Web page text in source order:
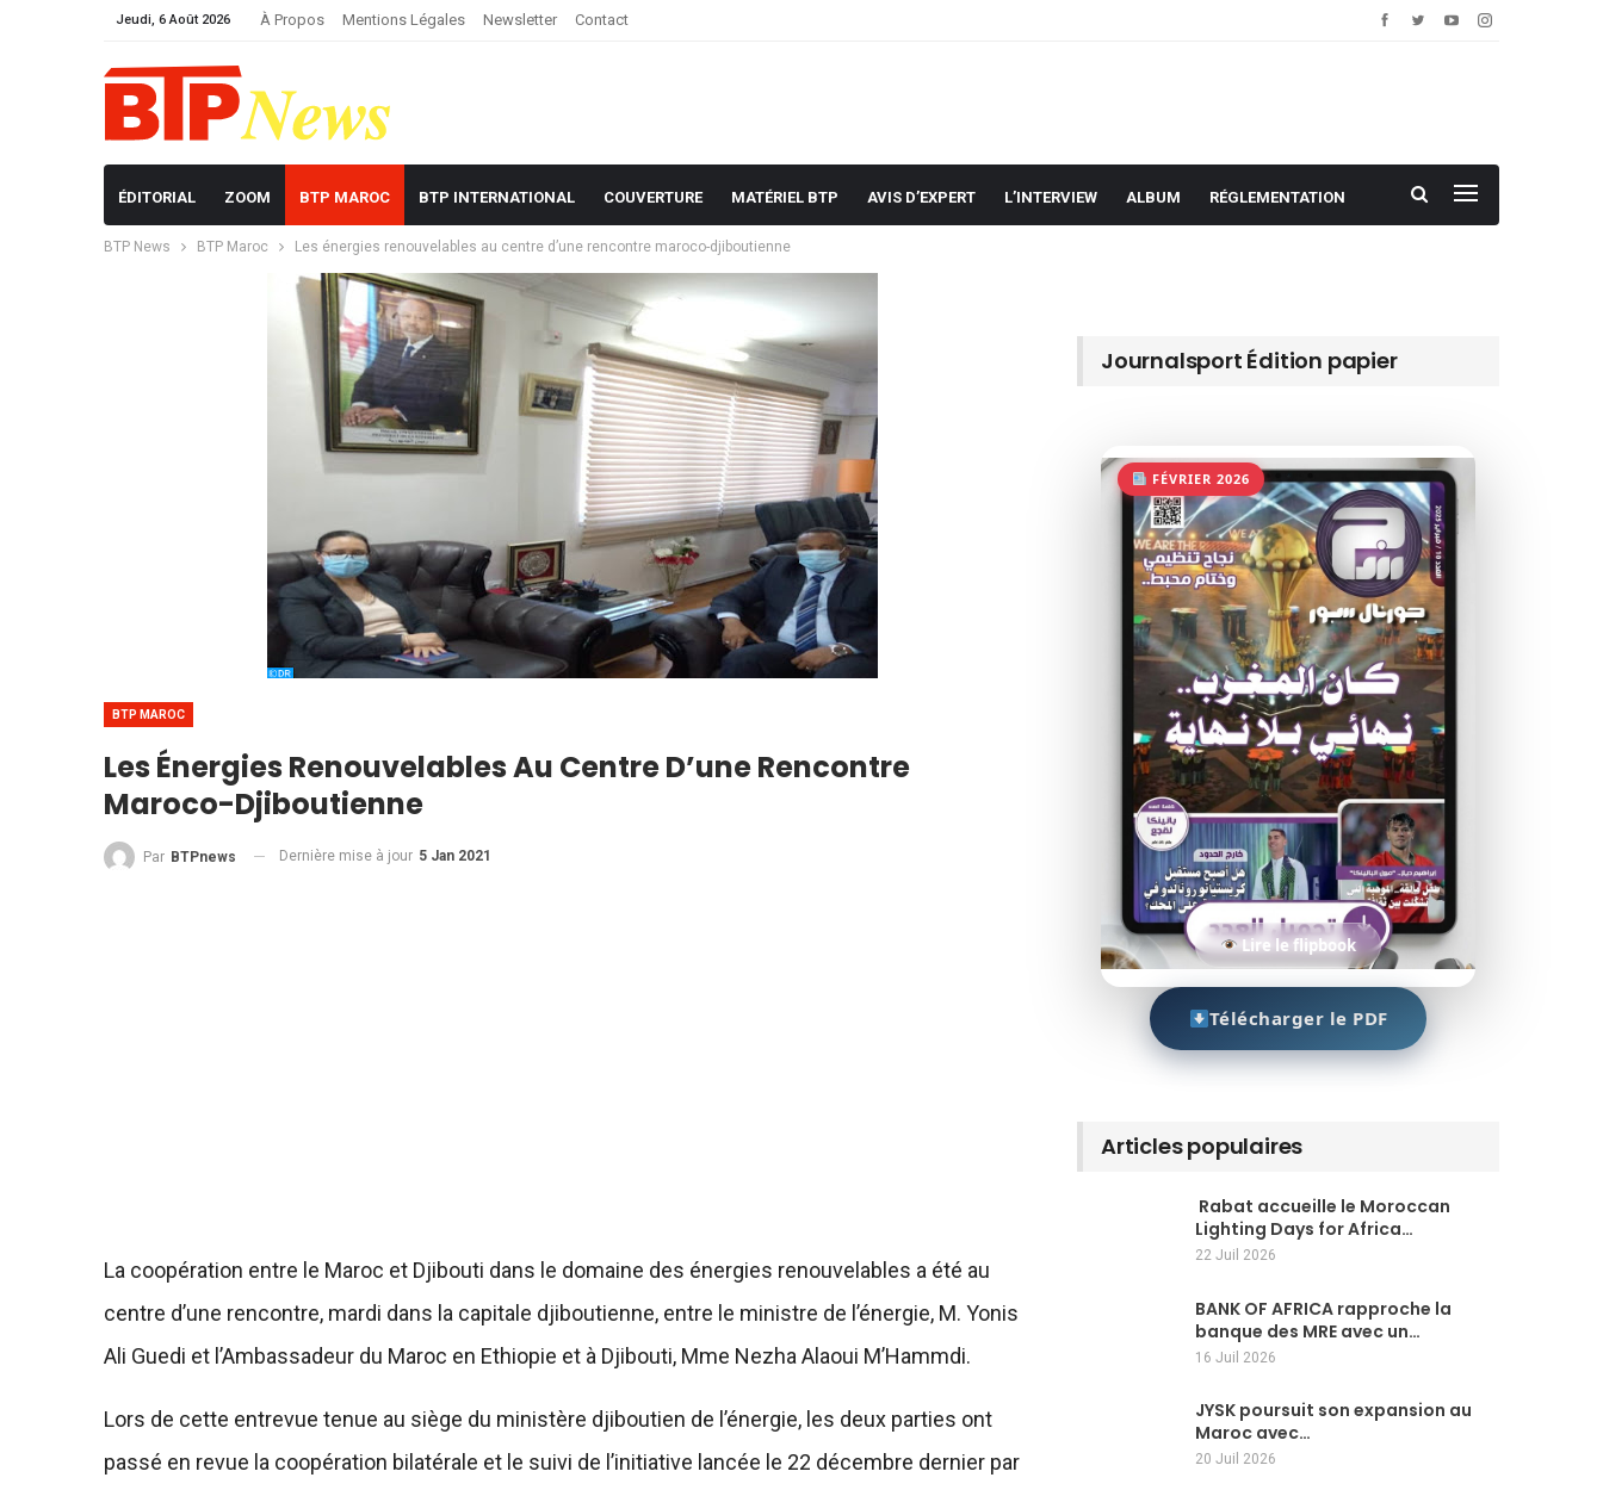
Jeudi, 6 Août 2026 À Propos Mentions Légales Newsletter Contact
ÉDITORIAL ZOOM BTP MAROC BTP INTERNATIONAL COUVERTURE MATÉRIEL BTP AVIS D’EXPERT L’INTERVIEW ALBUM RÉGLEMENTATION
BTP News BTP Maroc Les énergies renouvelables au centre d’une rencontre maroco-djiboutienne
BTP MAROC
Les Énergies Renouvelables Au Centre D’une Rencontre
Maroco-Djiboutienne
Par BTPnews Dernière mise à jour 5 Jan 2021
La coopération entre le Maroc et Djibouti dans le domaine des énergies renouvelables a été au
centre d’une rencontre, mardi dans la capitale djiboutienne, entre le ministre de l’énergie, M. Yonis
Ali Guedi et l’Ambassadeur du Maroc en Ethiopie et à Djibouti, Mme Nezha Alaoui M’Hammdi.
Lors de cette entrevue tenue au siège du ministère djiboutien de l’énergie, les deux parties ont
passé en revue la coopération bilatérale et le suivi de l’initiative lancée le 22 décembre dernier par
Journalsport Édition papier
FÉVRIER 2026
Lire le flipbook
Télécharger le PDF
Articles populaires
Rabat accueille le Moroccan
Lighting Days for Africa…
22 Juil 2026
BANK OF AFRICA rapproche la
banque des MRE avec un…
16 Juil 2026
JYSK poursuit son expansion au
Maroc avec…
20 Juil 2026